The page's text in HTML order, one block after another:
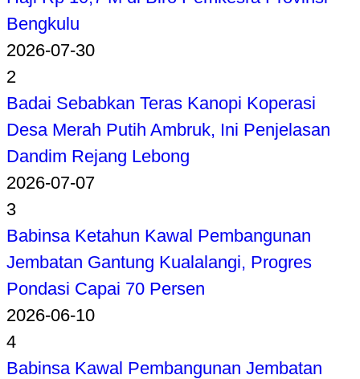
Bengkulu
2026-07-30
2
Badai Sebabkan Teras Kanopi Koperasi
Desa Merah Putih Ambruk, Ini Penjelasan
Dandim Rejang Lebong
2026-07-07
3
Babinsa Ketahun Kawal Pembangunan
Jembatan Gantung Kualalangi, Progres
Pondasi Capai 70 Persen
2026-06-10
4
Babinsa Kawal Pembangunan Jembatan